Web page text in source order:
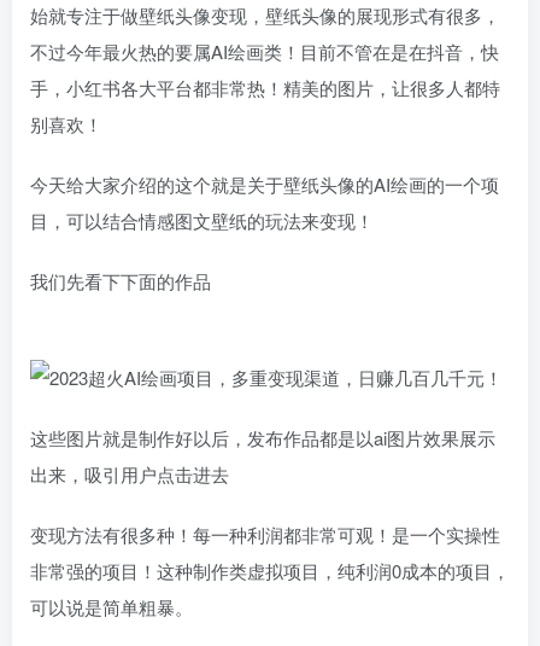
始就专注于做壁纸头像变现，壁纸头像的展现形式有很多，
不过今年最火热的要属AI绘画类！目前不管在是在抖音，快
手，小红书各大平台都非常热！精美的图片，让很多人都特
别喜欢！
今天给大家介绍的这个就是关于壁纸头像的AI绘画的一个项
目，可以结合情感图文壁纸的玩法来变现！
我们先看下下面的作品
这些图片就是制作好以后，发布作品都是以ai图片效果展示
出来，吸引用户点击进去
变现方法有很多种！每一种利润都非常可观！是一个实操性
非常强的项目！这种制作类虚拟项目，纯利润0成本的项目，
可以说是简单粗暴。